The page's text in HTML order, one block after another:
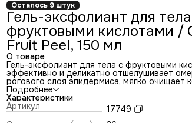
Осталось 9 штук
Гель-эксфолиант для
фруктовыми кислотами /
Fruit Peel, 150 мл
О товаре
Гель-эксфолиант для тела с фруктовыми
эффективно и деликатно отшелушивает
рогового слоя эпидермиса, мягко очищает
подготавливая её к дальнейшему уходу.
выводу токсинов и шлаков, обновляет и
повышает её эластичность, стимулирует
коллагена. Применение геля с фруктовыми
Подробнее
Характеристики
Артикул
17749